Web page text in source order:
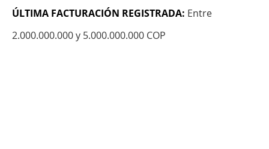
ÚLTIMA FACTURACIÓN REGISTRADA: Entre
2.000.000.000 y 5.000.000.000 COP